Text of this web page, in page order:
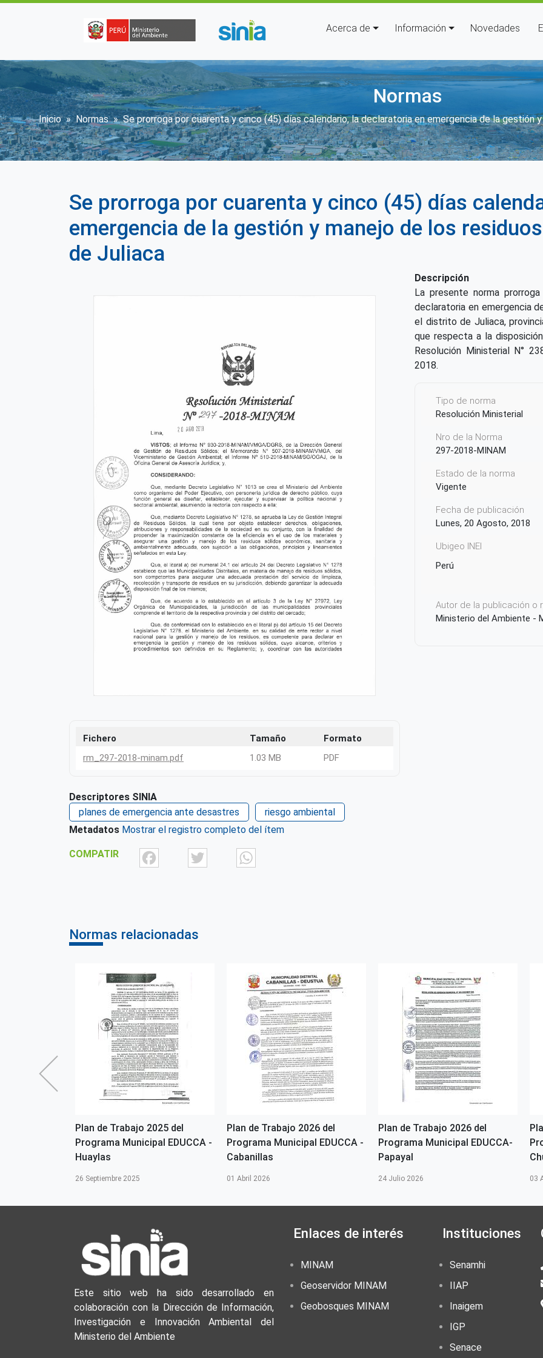
Navegación principal
Acerca de Información Novedades
Normas
Sobrescribir enlaces de ayuda a la navegación
Inicio Normas Se prorroga por cuarenta y cinco (45) días calendario, la declaratoria en emergencia de la
Se prorroga por cuarenta y cinco (45) días
emergencia de la gestión y manejo de los
de Juliaca
Fichero Tamaño
Formato
rm_297-2018-minam.pdf
1.03 MB PDF
Descriptores SINIA
planes de emergencia ante desastres
riesgo ambiental
Metadatos Mostrar el registro completo del ítem
COMPATIR FacebookTwitter
Descripción
La presente norma
declaratoria en emergencia
el distrito de Juliaca,
que respecta a la
Resolución Ministerial N°
2018.
Tipo de norma
Resolución Ministerial
Nro de la Norma
297-2018-MINAM
Estado de la norma
Vigente
Fecha de publicación
Lunes, 20 Agosto, 2018
Ubigeo INEI
Perú
Autor de la publicación o
Ministerio del Ambiente -
Normas relacionadas
Plan de Trabajo 2025 del
Programa Municipal EDUCCA -
Huaylas
26 Septiembre 2025
Plan de Trabajo 2026 del
Programa Municipal EDUCCA -
Cabanillas
01 Abril 2026
Plan de Trabajo 2026 del
Programa Municipal EDUCCA-
Papayal
24 Julio 2026 03
Este sitio web ha sido desarrollado en
colaboración con la Dirección de Información,
Investigación e Innovación Ambiental del
Ministerio del Ambiente
Enlaces de interés
MINAM
Geoservidor MINAM
Geobosques MINAM
Instituciones
Senamhi
IIAP
Inaigem
IGP
Senace